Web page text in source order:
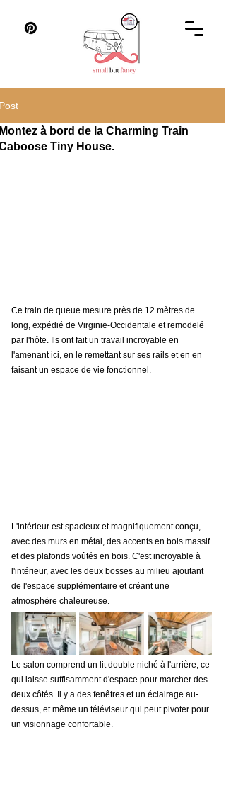
à bord de la Charming Train
Tiny House.
Ce train de queue mesure près de 12 mètres de
long, expédié de Virginie-Occidentale et remodelé
par l'hôte. Ils ont fait un travail incroyable en
l'amenant ici, en le remettant sur ses rails et en en
faisant un espace de vie fonctionnel.
L'intérieur est spacieux et magnifiquement conçu,
avec des murs en métal, des accents en bois massif
et des plafonds voûtés en bois. C'est incroyable à
l'intérieur, avec les deux bosses au milieu ajoutant
de l'espace supplémentaire et créant une
atmosphère chaleureuse.
Le salon comprend un lit double niché à l'arrière, ce
qui laisse suffisamment d'espace pour marcher des
deux côtés. Il y a des fenêtres et un éclairage au-
dessus, et même un téléviseur qui peut pivoter pour
un visionnage confortable.